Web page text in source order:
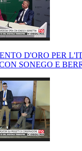
D'ORO PER
SONEGO E